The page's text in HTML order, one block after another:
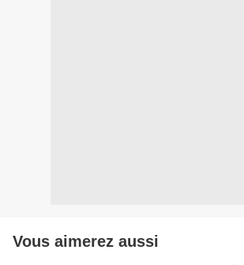
Vous aimerez aussi